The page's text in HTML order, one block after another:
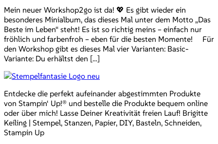
Mein neuer Workshop2go ist da! 💖 Es gibt wieder ein
besonderes Minialbum, das dieses Mal unter dem Motto „Das
Beste im Leben“ steht! Es ist so richtig meins – einfach nur
fröhlich und farbenfroh – eben für die besten Momente! Für
den Workshop gibt es dieses Mal vier Varianten: Basic-
Variante: Du erhältst den […]
Entdecke die perfekt aufeinander abgestimmten Produkte
von Stampin‘ Up!® und bestelle die Produkte bequem online
oder über mich! Lasse Deiner Kreativität freien Lauf! Brigitte
Keiling | Stempel, Stanzen, Papier, DIY, Basteln, Schneiden,
Stampin Up